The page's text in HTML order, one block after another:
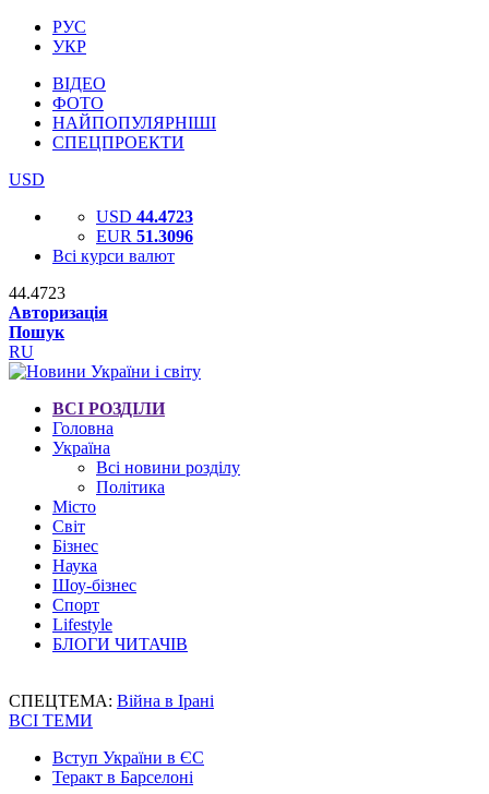
РУС
УКР
ВІДЕО
ФОТО
НАЙПОПУЛЯРНІШІ
СПЕЦПРОЕКТИ
USD
USD 44.4723
EUR 51.3096
Всі курси валют
44.4723
Авторизація
Пошук
RU
ВСІ РОЗДІЛИ
Головна
Україна
Всі новини розділу
Політика
Місто
Світ
Бізнес
Наука
Шоу-бізнес
Спорт
Lifestyle
БЛОГИ ЧИТАЧІВ
СПЕЦТЕМА: Війна в Ірані
ВСІ ТЕМИ
Вступ України в ЄС
Теракт в Барселоні